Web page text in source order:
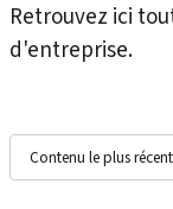
Retrouvez ici
d'entreprise.